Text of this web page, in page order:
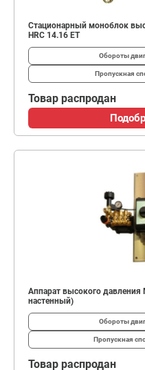
Стационарный моноблок
HRC 14.16 ET
Обороты
Пропускная
Товар распродан
Аппарат высокого
настенный)
Обороты
Пропускная
Товар распродан